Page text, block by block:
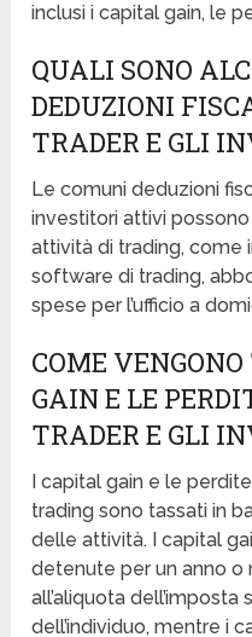
inclusi i capital gain, le
QUALI SONO
DEDUZIONI
TRADER E GLI
Le comuni deduzioni
investitori attivi
attività di trading, come
software di trading,
spese per l’ufficio a
COME
GAIN E LE
TRADER E GLI
I capital gain e le
trading sono tassati in
delle attività. I capital
detenute per un anno o
all’aliquota dell’imposta
dell’individuo, mentre i